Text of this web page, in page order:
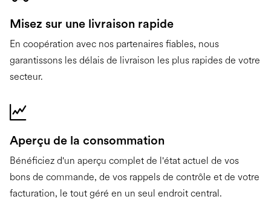
Misez sur une livraison rapide
En coopération avec nos partenaires fiables, nous
garantissons les délais de livraison les plus rapides de votre
secteur.
Aperçu de la consommation
Bénéficiez d'un aperçu complet de l'état actuel de vos
bons de commande, de vos rappels de contrôle et de votre
facturation, le tout géré en un seul endroit central.